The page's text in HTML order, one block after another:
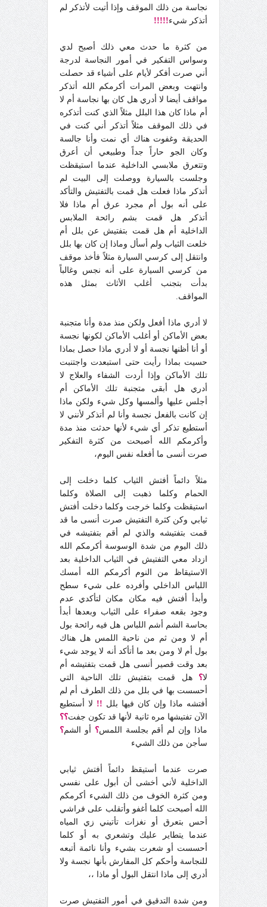
نجاسة من ذلك الموقف وإذا أتيت لأتذكر لم
أتذكر شيء!!!!!
من كثرة ما حدث معي ذلك أصبح لدي
وسواس التفكير في أمور النجاسة لدرجة
أني صرت أفكر لأيام على أشياء قد حصلت
وانتهت وبعض المرات أكرمكم الله أتذكر
مواقف أيضا لا أدري هل كان بها نجاسة أم لا
أم ماذا كان هذا البلل مثلاً الذي كنت أتذكره
في ذلك الموقف مثلاً أتذكر أني كنت في
الحديقة وغفوت هناك أي نمت وأنا جالسة
وكان الجو حاراً جداً وطبيعي أن أعرق
وتتعرق ملابسي الداخلية عندما استيقظت
وجلست بالسيارة ووصلت إلى البيت لم
أتذكر ماذا فعلت هل قمت بالتفتيش والتأكد
على أنه بول أم مجرد عرق أم ماذا فلا
أتذكر هل قمت بشم رائحة الملابس
الداخلية أم هل قمت بتفتيش عن بلل أم
خلعت الثياب ولم أسأل وماذا إن كان بها بلل
وانتقل إلى كرسي السيارة مثلاً فأخذ موقف
من كرسي السيارة على أنه نجس وغالباً
بدأت بتجنب أغلب الأثاث بمثل هذه
المواقف.
لا أدري ماذا أفعل ولكن منذ مدة وأنا متجنبة
بعض الأماكن أو أغلب الأماكن لكونها نجسة
أو أنا أظنها نجسة أو لا أدري ماذا حصل بماذا
حسيت بماذا رأيت حتى استبعدت واجتنبت
تلك الأماكن وإذا أردت الشفاء والعلاج لا
أدري هل أبقى متجنبة تلك الأماكن أم
أجلس عليها وألمسها وكل شيء ولكن ماذا
إن كانت بالفعل نجسة وأنا لم أتذكر لأنني لا
أستطيع تذكر أي شيء لأنها حدثت منذ مدة
وأكرمكم الله أصبحت من كثرة التفكير
صرت أنسى ما أفعله نفس اليوم،
مثلاً دائماً أفتش الثياب كلما دخلت إلى
الحمام وكلما ذهبت إلى الصلاة وكلما
استيقظت وكلما خرجت وكلما دخلت أفتش
ثيابي وكن كثرة التفتيش صرت أنسى ما قد
قمت بتفتيشه والذي لم أقم بتفتيشه في
ذلك اليوم من شدة الوسوسة أكرمكم الله
ازداد معي التفتيش في الثياب الداخلية بعد
الاستيقاظ من النوم أكرمكم الله أمسك
اللباس الداخلي وأفرده على شيء سطح
وأبدأ أفتش فيه مكان مكان لتأكدي عدم
وجود بقعه صفراء على الثياب وبعدها أبدأ
بحاسة الشم أشم اللباس هل فيه رائحة بول
أم لا ومن ثم من ناحية اللمس هل هناك
بول أم لا ومن بعد ما أتأكد أنه لا يوجد شيء
بعد وقت قصير أنسى هل قمت بتفتيشه أم
لا؟ هل قمت بتفتيش تلك الناحية التي
أحسست بها في بلل من ذلك الطرف أم لم
أفتشه ماذا وإن كان فيها بلل !! لا أستطيع
الآن تفتيشها مره ثانية لأنها قد تكون جفت؟؟
ماذا وإن لم أقم بجلسة اللمس؟ أو الشم؟
سأجن من ذلك الشيء
صرت عندما أستيقظ دائماً أفتش ثيابي
الداخلية لأني أخشى أن أبول على نفسي
ومن كثرة الخوف من ذلك الشيء أكرمكم
الله أصبحت كلما أغفو وأتقلب على فراشي
أحس بتعرق أو نغزات تأتيني زي المياه
عندما يتطاير عليك وتشعري به أو كلما
أحسست أو شعرت بشيء وأنا نائمة أتبعه
للنجاسة وأحكم كل المفارش بأنها نجسة ولا
أدري إلى ماذا انتقل البول أو ماذا ،،
ومن شدة التدقيق في أمور التفتيش صرت